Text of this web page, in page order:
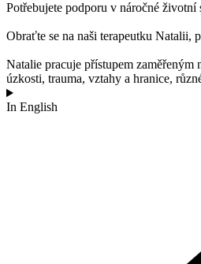
Potřebujete podporu v náročné životní
Obraťte se na naši terapeutku Natalii,
Natalie pracuje přístupem zaměřeným
úzkosti, trauma, vztahy a hranice,
In English